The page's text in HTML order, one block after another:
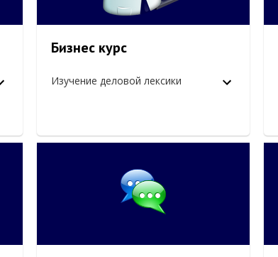
Бизнес курс
Изучение деловой лексики